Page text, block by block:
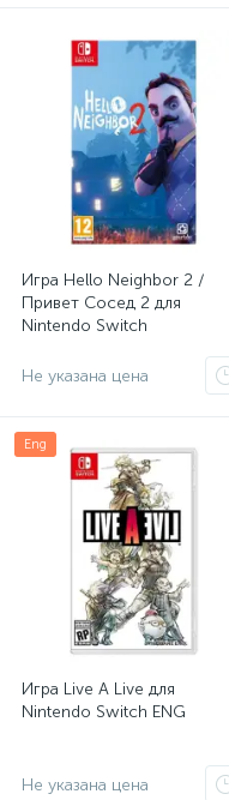
Игра Hello Neighbor 2 /
Привет Сосед 2 для
Nintendo Switch
Не указана цена
Eng
Игра Live A Live для
Nintendo Switch ENG
Не указана цена